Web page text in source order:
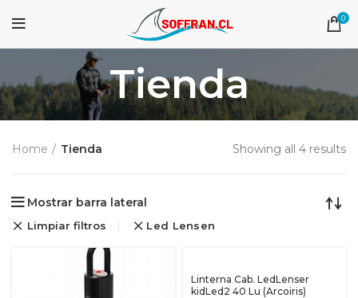
0
Tienda
Home Tienda Showing all 4 results
Mostrar barra lateral
Limpiar filtros Led Lensen
Linterna Cab. LedLenser
kidLed2 40 Lu (Arcoiris)